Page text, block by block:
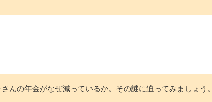
んの年金がなぜ減っているか。その謎に迫ってみましょう。